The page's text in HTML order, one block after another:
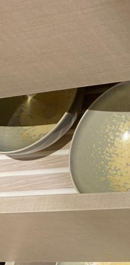
волнообразные,
пород древесины.
выдвижной ящик
полностью извлечь ящик из